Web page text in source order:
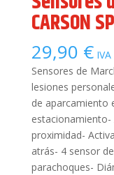
CARSON SP
29,90 €
Sensores de
lesiones
de aparcamiento
estacionamiento-
proximidad-
atrás- 4 sensor
parachoques-